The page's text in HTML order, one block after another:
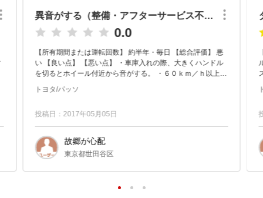
異音がする（整備・アフターサービス不良）
0.0
【所有期間または運転回数】 約半年・毎日 【総合評価】 悪
い 【良い点】 【悪い点】 ・車庫入れの際、大きくハンドル
を切るとホイール付近から音がする。 ・６０ｋｍ／ｈ以上に
トヨタ/パッソ
投稿日：2017年05月05日
故郷が心配
東京都世田谷区